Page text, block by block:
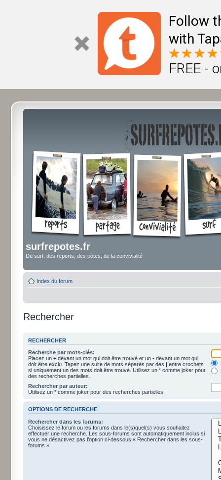
Follow
with
FREE -
surfrepotes.fr
Du surf, des reports, des potes, de la convivialité
Index du forum
Rechercher
RECHERCHER
Recherche par mots-clés:
Placez un + devant un mot qui doit être trouvé et un - devant un mot qui
doit être exclu. Tapez une suite de mots séparés par des | entre crochets
si uniquement un des mots doit être trouvé. Utilisez un * comme joker pour
des recherches partielles.
Rechercher par auteur:
Utilisez un * comme joker pour des recherches partielles.
OPTIONS DE RECHERCHE
Rechercher dans les forums:
Choisissez le forum ou les forums dans le(s)quel(s) vous souhaitez
effectuer une recherche. Les sous-forums sont automatiquement inclus si
vous ne désactivez pas l’option ci-dessous « Rechercher dans les sous-
forums ».